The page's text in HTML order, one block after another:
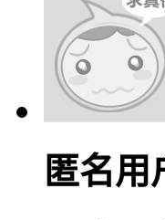
匿名用